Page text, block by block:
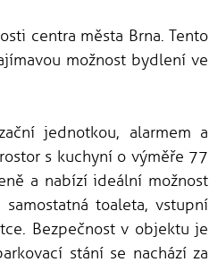
centra města Brna. Tento
možnost bydlení ve
jednotkou, alarmem a
s kuchyní o výměře 77
a nabízí ideální možnost
toaleta, vstupní
Bezpečnost v objektu je
stání se nachází za